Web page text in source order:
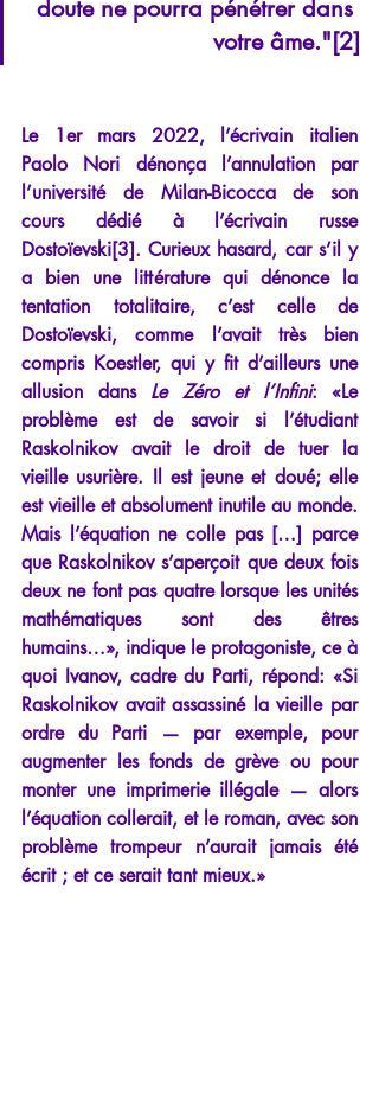
doute ne pourra pénétrer dans
votre âme."[2]
Le 1er mars 2022, l’écrivain italien
Paolo Nori dénonça l’annulation par
l’université de Milan-Bicocca de son
cours dédié à l’écrivain russe
Dostoïevski[3]. Curieux hasard, car s’il y
a bien une littérature qui dénonce la
tentation totalitaire, c’est celle de
Dostoïevski, comme l’avait très bien
compris Koestler, qui y fit d’ailleurs une
allusion dans Le Zéro et l’Infini: «Le
problème est de savoir si l’étudiant
Raskolnikov avait le droit de tuer la
vieille usurière. Il est jeune et doué; elle
est vieille et absolument inutile au monde.
Mais l’équation ne colle pas […] parce
que Raskolnikov s’aperçoit que deux fois
deux ne font pas quatre lorsque les unités
mathématiques sont des êtres
humains…», indique le protagoniste, ce à
quoi Ivanov, cadre du Parti, répond: «Si
Raskolnikov avait assassiné la vieille par
ordre du Parti — par exemple, pour
augmenter les fonds de grève ou pour
monter une imprimerie illégale — alors
l’équation collerait, et le roman, avec son
problème trompeur n’aurait jamais été
écrit ; et ce serait tant mieux.»